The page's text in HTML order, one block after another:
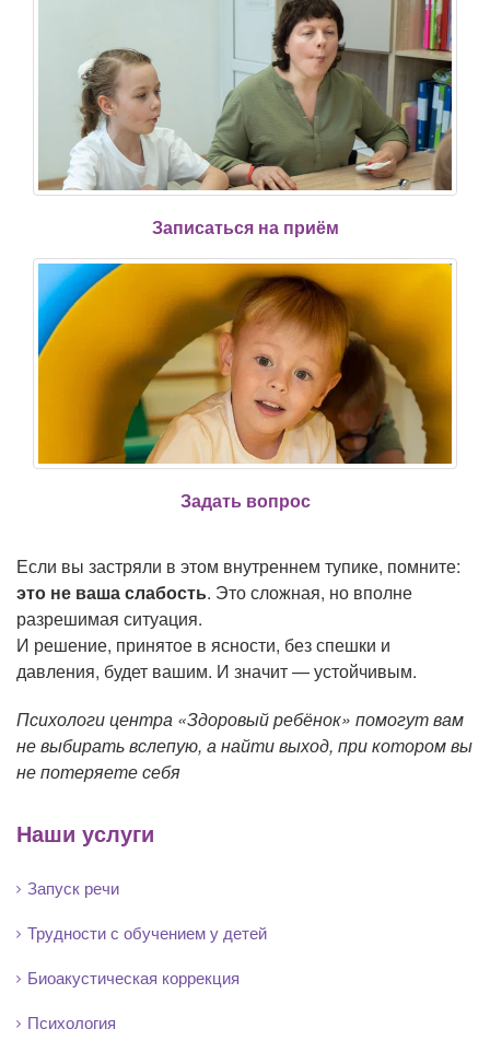
Записаться на приём
Задать вопрос
Если вы застряли в этом внутреннем тупике, помните:
это не ваша слабость. Это сложная, но вполне
разрешимая ситуация.
И решение, принятое в ясности, без спешки и
давления, будет вашим. И значит — устойчивым.
Психологи центра «Здоровый ребёнок» помогут вам
не выбирать вслепую, а найти выход, при котором вы
не потеряете себя
Наши услуги
Запуск речи
Трудности с обучением у детей
Биоакустическая коррекция
Психология